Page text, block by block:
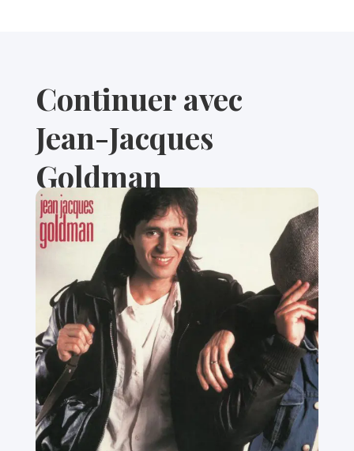
Continuer avec
Jean-Jacques
Goldman